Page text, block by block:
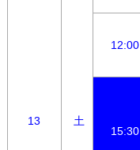
13 土
12:00
15:30